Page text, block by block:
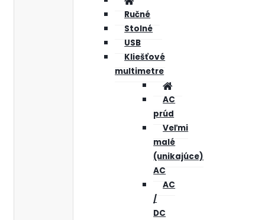
Ručné
Stolné
USB
Kliešťové
multimetre
AC
prúd
Veľmi
malé
(unikajúce)
AC
AC
/
DC